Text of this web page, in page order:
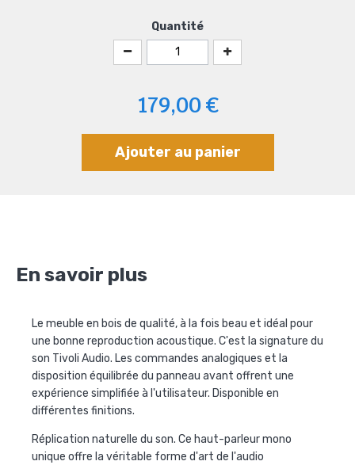
Quantité
179,00 €
Ajouter au panier
En savoir plus
Le meuble en bois de qualité, à la fois beau et idéal pour
une bonne reproduction acoustique. C'est la signature du
son Tivoli Audio. Les commandes analogiques et la
disposition équilibrée du panneau avant offrent une
expérience simplifiée à l'utilisateur. Disponible en
différentes finitions.
Réplication naturelle du son. Ce haut-parleur mono
unique offre la véritable forme d'art de l'audio